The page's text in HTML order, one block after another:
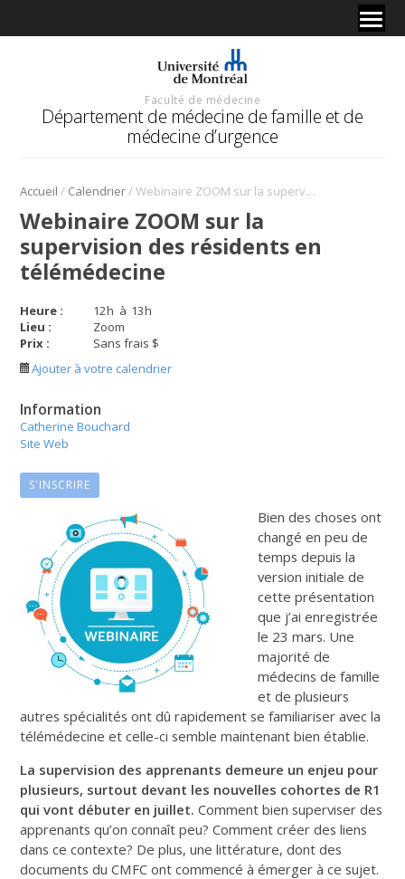
Faculté de médecine
Département de médecine de famille et de
médecine d’urgence
Accueil / Calendrier/ Webinaire ZOOM sur la supervision des résidents en télémédecine
Webinaire ZOOM sur la
supervision des résidents en
télémédecine
Heure : 12h à 13h
Lieu :
Zoom
Prix :
Sans frais $
Ajouter à votre calendrier
Information
Catherine Bouchard
Site Web
S'INSCRIRE
Bien des choses ont
changé en peu de
temps depuis la
version initiale de
cette présentation
que j’ai enregistrée
le 23 mars. Une
majorité de
médecins de famille
et de plusieurs
autres spécialités ont dû rapidement se familiariser avec la
télémédecine et celle-ci semble maintenant bien établie.
La supervision des apprenants demeure un enjeu pour
plusieurs, surtout devant les nouvelles cohortes de R1
qui vont débuter en juillet. Comment bien superviser des
apprenants qu’on connaît peu? Comment créer des liens
dans ce contexte? De plus, une littérature, dont des
documents du CMFC ont commencé à émerger à ce sujet.